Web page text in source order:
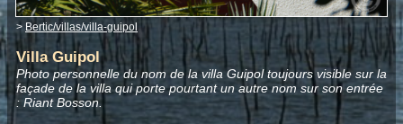
> Bertic/villas/villa-guipol
Villa Guipol
Photo personnelle du nom de la villa Guipol toujours visible sur la
façade de la villa qui porte pourtant un autre nom sur son entrée
: Riant Bosson.